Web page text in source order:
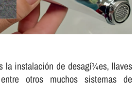
la instalación de desagí¼es, llaves
otros muchos sistemas de